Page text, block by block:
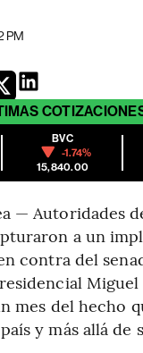
PM
BVC
-1.74%
15,840.00
— Autoridades
a un
contra del
mes del hecho
y más allá de